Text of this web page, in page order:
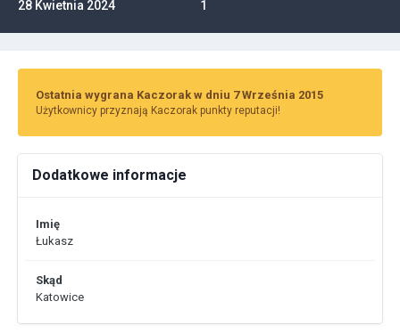
28 Kwietnia 2024 1
Ostatnia wygrana Kaczorak w dniu 7 Września 2015
Użytkownicy przyznają Kaczorak punkty reputacji!
Dodatkowe informacje
Imię
Łukasz
Skąd
Katowice